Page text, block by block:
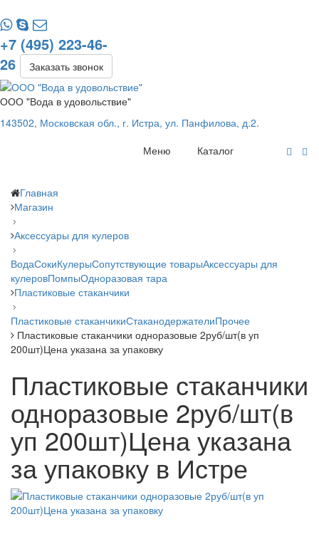
+7 (495) 223-46-
26
Заказать звонок
ООО "Вода в удовольствие"
143502, Московская обл., г. Истра, ул. Панфилова, д.2.
Каталог
Меню
Главная
Магазин
Аксессуары для кулеров
ВодаСокиКулерыСопутствующие товарыАксессуары для
кулеровПомпыОдноразовая тара
Пластиковые стаканчики
Пластиковые стаканчикиСтаканодержателиПрочее
Пластиковые стаканчики одноразовые 2руб/шт(в уп
200шт)Цена указана за упаковку
Пластиковые стаканчики
одноразовые 2руб/шт(в
уп 200шт)Цена указана
за упаковку в Истре